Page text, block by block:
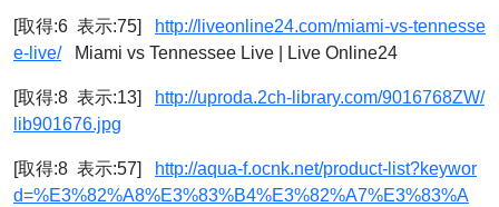
[取得:6 表示:75]
http://liveonline24.com/miami-vs-tennesse
e-live/Miami vs Tennessee Live | Live Online24
[取得:8 表示:13]
http://uproda.2ch-library.com/9016768ZW/
lib901676.jpg
[取得:8 表示:57]
http://aqua-f.ocnk.net/product-list?keywor
d=%E3%82%A8%E3%83%B4%E3%82%A7%E3%83%A